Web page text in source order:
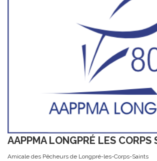
AAPPMA LONGPRÉ LES CORPS
Amicale des Pêcheurs de Longpré-les-Corps-Saints